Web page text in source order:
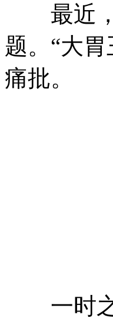
最近，
题。“大
痛批。
一时之